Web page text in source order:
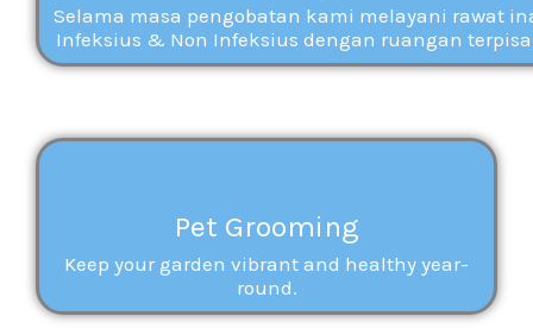
Selama masa pengobatan kami melayani rawat
Infeksius & Non Infeksius dengan ruangan
Pet Grooming
Keep your garden vibrant and healthy year-
round.